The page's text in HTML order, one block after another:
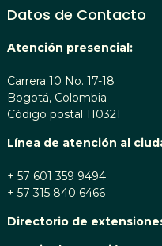
Datos de Contacto
Atención presencial:
Carrera 10 No. 17-18
Bogotá, Colombia
Código postal 110321
Línea de atención al
+ 57 601 359 9494
+ 57 315 840 6466
Directorio de